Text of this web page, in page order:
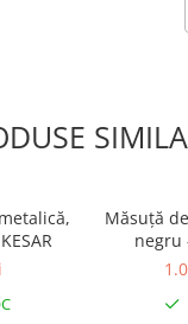
Măsuță
negru